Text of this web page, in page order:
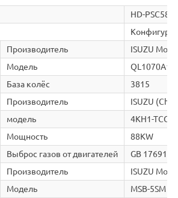
HD-
Производитель
ISUZU
Модель
База колёс
3815
Производитель
ISUZU
модель
4KH1-TCG40
Мощность
88KW
Выброс газов от двигателей
GB 17691-
Производитель
ISUZU
Модель
MSB-5SM